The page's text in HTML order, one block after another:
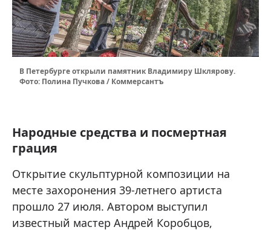
В Петербурге открыли памятник Владимиру Шклярову.
Фото: Полина Пучкова / Коммерсантъ
Народные средства и посмертная
грация
Открытие скульптурной композиции на
месте захоронения 39-летнего артиста
прошло 27 июля. Автором выступил
известный мастер Андрей Коробцов,